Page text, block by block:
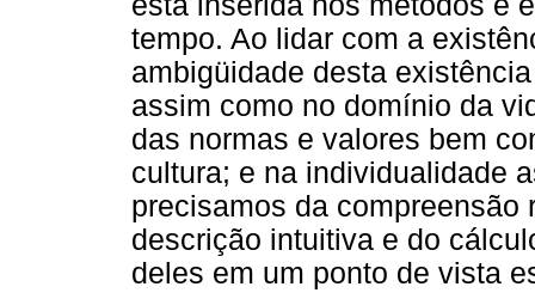
tempo. Ao lidar com a
ambigüidade desta
assim como no domínio da
das normas e valores bem
cultura; e na individualidade
precisamos da
descrição intuitiva e do
deles em um ponto de vista